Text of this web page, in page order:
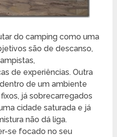
do camping como uma
são de descanso,
de experiências. Outra
de um ambiente
já sobrecarregados
cidade saturada e já
não dá liga.
se focado no seu